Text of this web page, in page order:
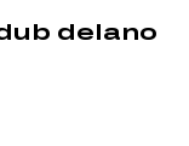
delano